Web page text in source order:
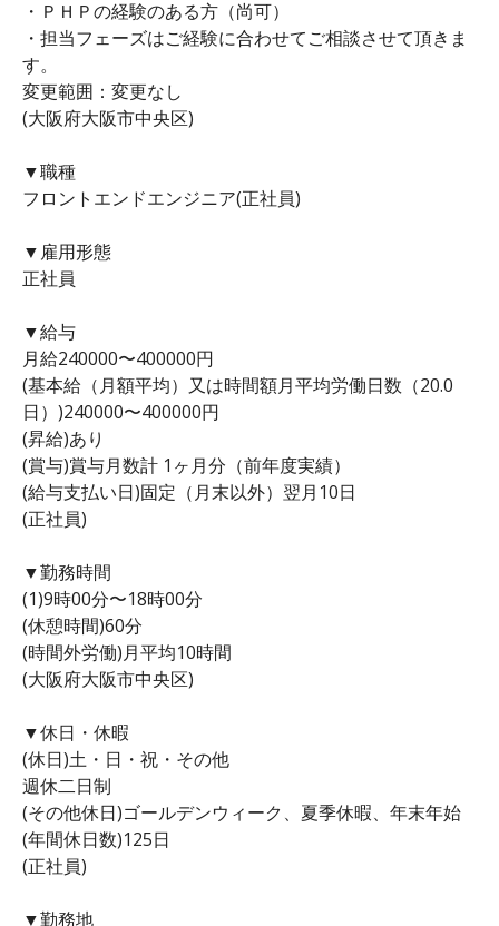
・ＰＨＰの経験のある方（尚可）
・担当フェーズはご経験に合わせてご相談させて頂きま
す。
変更範囲：変更なし
(大阪府大阪市中央区)
▼職種
フロントエンドエンジニア(正社員)
▼雇用形態
正社員
▼給与
月給240000〜400000円
(基本給（月額平均）又は時間額月平均労働日数（20.0
日）)240000〜400000円
(昇給)あり
(賞与)賞与月数計 1ヶ月分（前年度実績）
(給与支払い日)固定（月末以外）翌月10日
(正社員)
▼勤務時間
(1)9時00分〜18時00分
(休憩時間)60分
(時間外労働)月平均10時間
(大阪府大阪市中央区)
▼休日・休暇
(休日)土・日・祝・その他
週休二日制
(その他休日)ゴールデンウィーク、夏季休暇、年末年始
(年間休日数)125日
(正社員)
▼勤務地